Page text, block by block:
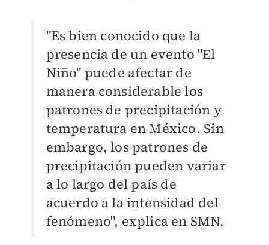
"Es bien conocido que la
presencia de un evento "El
Niño" puede afectar de
manera considerable los
patrones de precipitación y
temperatura en México. Sin
embargo, los patrones de
precipitación pueden variar
a lo largo del país de
acuerdo a la intensidad del
fenómeno", explica en SMN.